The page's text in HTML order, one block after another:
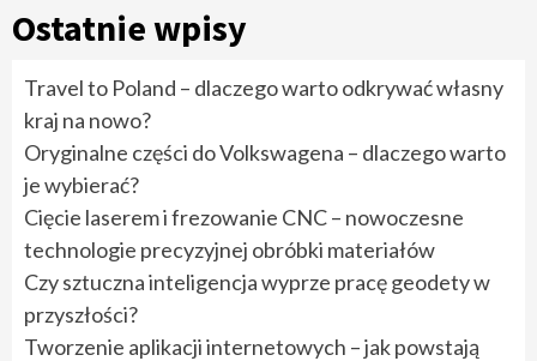
Ostatnie wpisy
Travel to Poland – dlaczego warto odkrywać własny
kraj na nowo?
Oryginalne części do Volkswagena – dlaczego warto
je wybierać?
Cięcie laserem i frezowanie CNC – nowoczesne
technologie precyzyjnej obróbki materiałów
Czy sztuczna inteligencja wyprze pracę geodety w
przyszłości?
Tworzenie aplikacji internetowych – jak powstają